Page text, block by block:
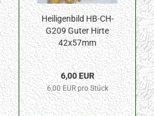
Heiligenbild HB-CH-
G209 Guter Hirte
42x57mm
6,00 EUR
6,00 EUR pro Stück